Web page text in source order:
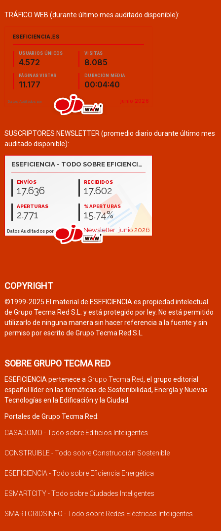
TRÁFICO WEB (durante último mes auditado disponible):
SUSCRIPTORES NEWSLETTER (promedio diario durante último mes
auditado disponible):
COPYRIGHT
©1999-2025 El material de ESEFICIENCIA es propiedad intelectual
de Grupo Tecma Red S.L. y está protegido por ley. No está permitido
utilizarlo de ninguna manera sin hacer referencia a la fuente y sin
permiso por escrito de Grupo Tecma Red S.L.
SOBRE GRUPO TECMA RED
ESEFICIENCIA pertenece a Grupo Tecma Red, el grupo editorial
español líder en las temáticas de Sostenibilidad, Energía y Nuevas
Tecnologías en la Edificación y la Ciudad.
Portales de Grupo Tecma Red:
CASADOMO - Todo sobre Edificios Inteligentes
CONSTRUIBLE - Todo sobre Construcción Sostenible
ESEFICIENCIA - Todo sobre Eficiencia Energética
ESMARTCITY - Todo sobre Ciudades Inteligentes
SMARTGRIDSINFO - Todo sobre Redes Eléctricas Inteligentes